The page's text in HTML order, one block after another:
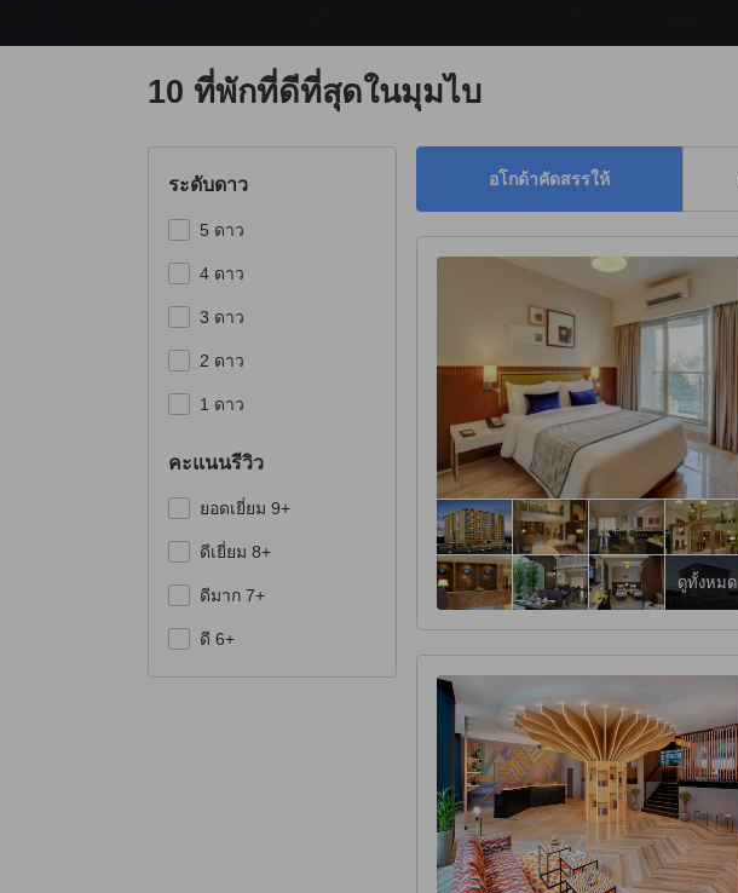
10 ที่พักที่ดีที่สุดในมุมไบ
ระดับดาว
5 ดาว
4 ดาว
3 ดาว
2 ดาว
1 ดาว
คะแนนรีวิว
ยอดเยี่ยม 9+
ดีเยี่ยม 8+
ดีมาก 7+
ดี 6+
อโกด้าคัดสรรให้
ดูทั้งหมด